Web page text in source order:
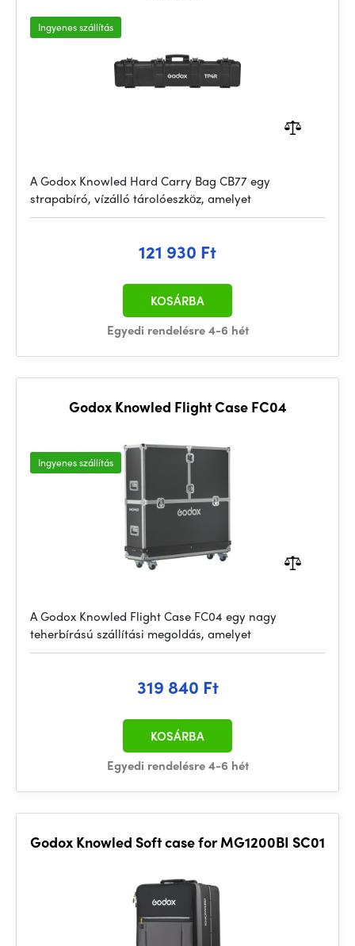
Ingyenes szállítás
A Godox Knowled Hard Carry Bag CB77 egy
strapabíró, vízálló tárolóeszköz, amelyet
121 930 Ft
Egyedi rendelésre 4-6 hét
KOSÁRBA
Godox Knowled Flight Case FC04
Ingyenes szállítás
A Godox Knowled Flight Case FC04 egy nagy
teherbírású szállítási megoldás, amelyet
319 840 Ft
Egyedi rendelésre 4-6 hét
KOSÁRBA
Godox Knowled Soft case for MG1200BI SC01